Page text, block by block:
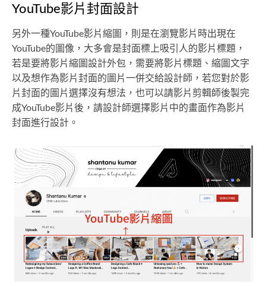
YouTube影片封面設計
另外一種YouTube影片縮圖，則是在瀏覽影片時出現在
YouTube的圖像，大多會是封面標上吸引人的影片標題，
若是要將影片縮圖設計外包，需要將影片標題、縮圖文字
以及想作為影片封面的圖片一併交給設計師，若您對於影
片封面的圖片選擇沒有想法，也可以請影片剪輯師後製完
成YouTube影片後，請設計師選擇影片中的畫面作為影片
封面進行設計。